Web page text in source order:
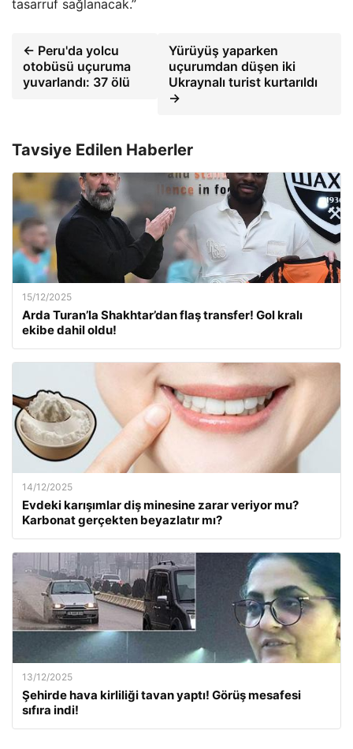
tasarruf sağlanacak.”​​​​​​​
← Peru'da yolcu
otobüsü uçuruma
yuvarlandı: 37 ölü
Yürüyüş yaparken
uçurumdan düşen iki
Ukraynalı turist kurtarıldı
→
Tavsiye Edilen Haberler
15/12/2025
Arda Turan’la Shakhtar’dan flaş transfer! Gol kralı
ekibe dahil oldu!
14/12/2025
Evdeki karışımlar diş minesine zarar veriyor mu?
Karbonat gerçekten beyazlatır mı?
13/12/2025
Şehirde hava kirliliği tavan yaptı! Görüş mesafesi
sıfıra indi!